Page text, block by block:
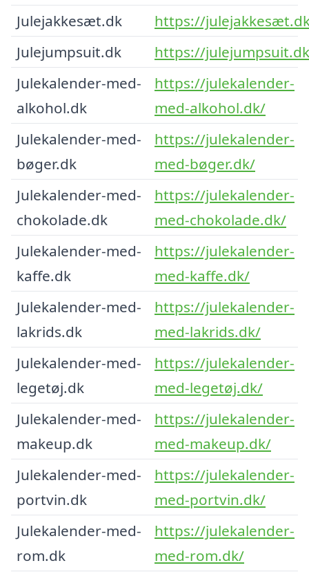
Julejakkesæt.dk
https://
Julejumpsuit.dk
https://
Julekalender-med-
alkohol.dk
https://julekalender-
med-alkohol.dk/
Julekalender-med-
bøger.dk
https://julekalender-
med-bøger.dk/
Julekalender-med-
chokolade.dk
https://julekalender-
med-chokolade.dk/
Julekalender-med-
kaffe.dk
https://julekalender-
med-kaffe.dk/
Julekalender-med-
lakrids.dk
https://julekalender-
med-lakrids.dk/
Julekalender-med-
legetøj.dk
https://julekalender-
med-legetøj.dk/
Julekalender-med-
makeup.dk
https://julekalender-
med-makeup.dk/
Julekalender-med-
portvin.dk
https://julekalender-
med-portvin.dk/
Julekalender-med-
rom.dk
https://julekalender-
med-rom.dk/